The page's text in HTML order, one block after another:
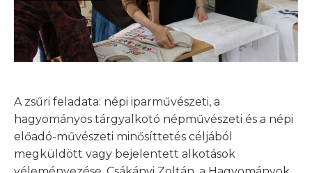
A zsűri feladata: népi iparművészeti, a
hagyományos tárgyalkotó népművészeti és a népi
előadó-művészeti minősíttetés céljából
megküldött vagy bejelentett alkotások